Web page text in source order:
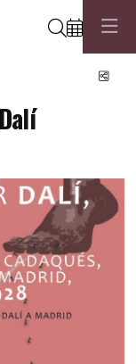
Cerca